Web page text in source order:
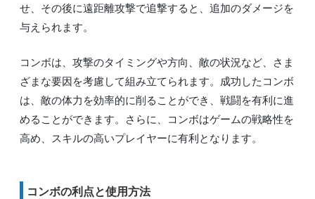
せ、その後に遠距離攻撃で追撃すると、追加のダメージを
与えられます。
コンボは、攻撃のタイミングや方向、敵の状況など、さま
ざまな要因を考慮して組み立てられます。成功したコンボ
は、敵の体力を効率的に削ることができ、戦闘を有利に進
めることができます。さらに、コンボはゲームの戦略性を
高め、スキルの高いプレイヤーに有利となります。
コンボの利点と使用方法